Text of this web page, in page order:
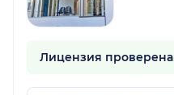
Лицензия проверена